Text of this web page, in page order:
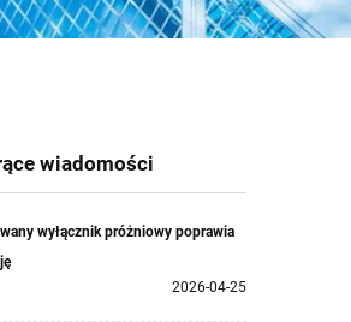
wiadomości
wyłącznik próżniowy poprawia
2026-04-25